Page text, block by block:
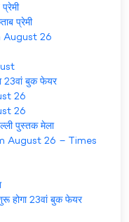
प्रेमी
August 26
23वां बुक फेयर
26
26
पुस्तक मेला
August 26 – Times
होगा 23वां बुक फेयर